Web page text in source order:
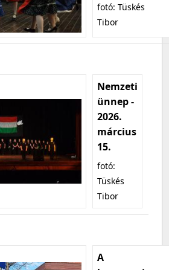
fotó: Tüskés
Tibor
Nemzeti
ünnep -
2026.
március
15.
fotó:
Tüskés
Tibor
A